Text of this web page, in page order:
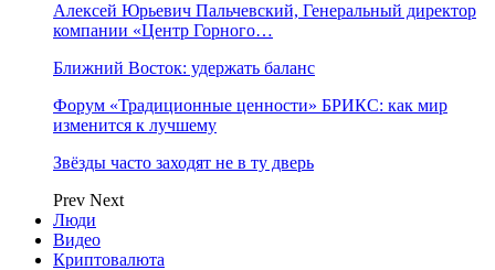
Алексей Юрьевич Пальчевский, Генеральный директор
компании «Центр Горного…
Ближний Восток: удержать баланс
Форум «Традиционные ценности» БРИКС: как мир
изменится к лучшему
Звёзды часто заходят не в ту дверь
Prev Next
Люди
Видео
Криптовалюта